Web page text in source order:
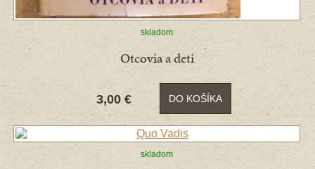
skladom
Otcovia a deti
3,00 € DO KOŠÍKA
skladom